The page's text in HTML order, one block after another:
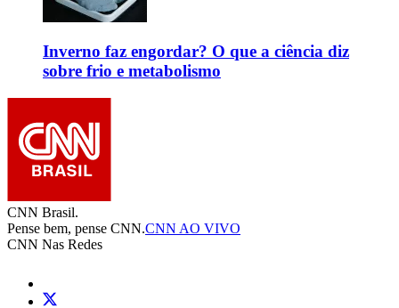
Inverno faz engordar? O que a ciência diz
sobre frio e metabolismo
CNN Brasil.
Pense bem, pense CNN.CNN AO VIVO
CNN Nas Redes